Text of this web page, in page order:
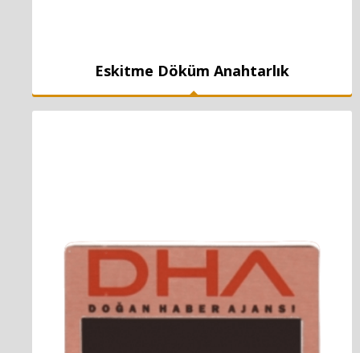
Eskitme Döküm Anahtarlık